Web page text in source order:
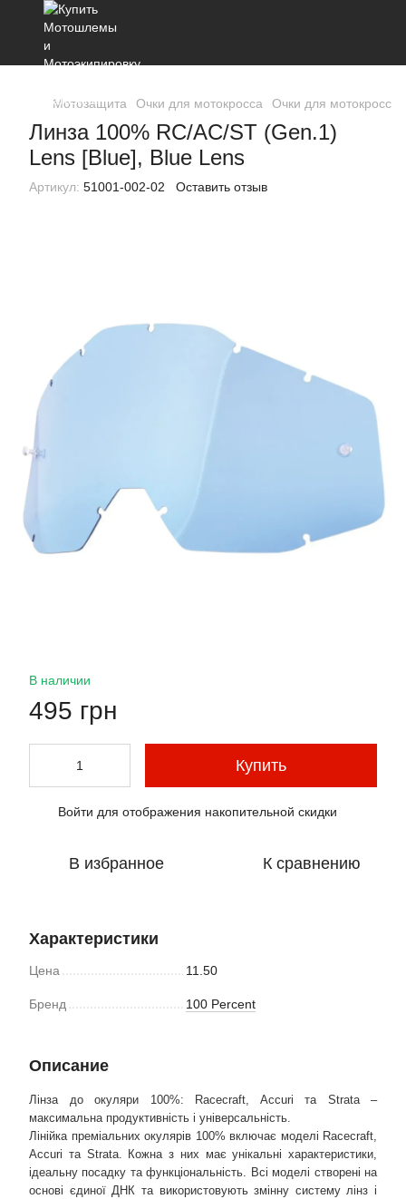
Мотозащита Очки для мотокросса Очки для мотокросса
Линза 100% RC/AC/ST (Gen.1)
Lens [Blue], Blue Lens
Артикул: 51001-002-02 Оставить отзыв
В наличии
495 грн
Купить
Войти для отображения накопительной скидки
В избранное К сравнению
Характеристики
Цена 11.50
Бренд 100 Percent
Описание
Лінза до окуляри 100%: Racecraft, Accuri та Strata –
максимальна продуктивність і універсальність.
Лінійка преміальних окулярів 100% включає моделі Racecraft,
Accuri та Strata. Кожна з них має унікальні характеристики,
ідеальну посадку та функціональність. Всі моделі створені на
основі єдиної ДНК та використовують змінну систему лінз і